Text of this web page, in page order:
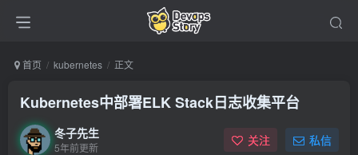
首页 kubernetes 正文
Kubernetes中部署ELK Stack日志收集平台
冬子先生
5年前更新 关注 私信